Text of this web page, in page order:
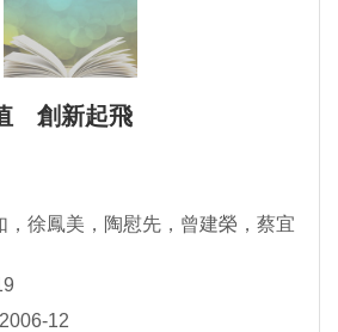
創新起飛
，徐鳳美，陶慰先，曾建榮，蔡宜
12